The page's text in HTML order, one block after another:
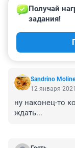
12 января
когда будет
камунальные
Sandrino
Получай
задания!
12 января
ну наконец-то
ждать...